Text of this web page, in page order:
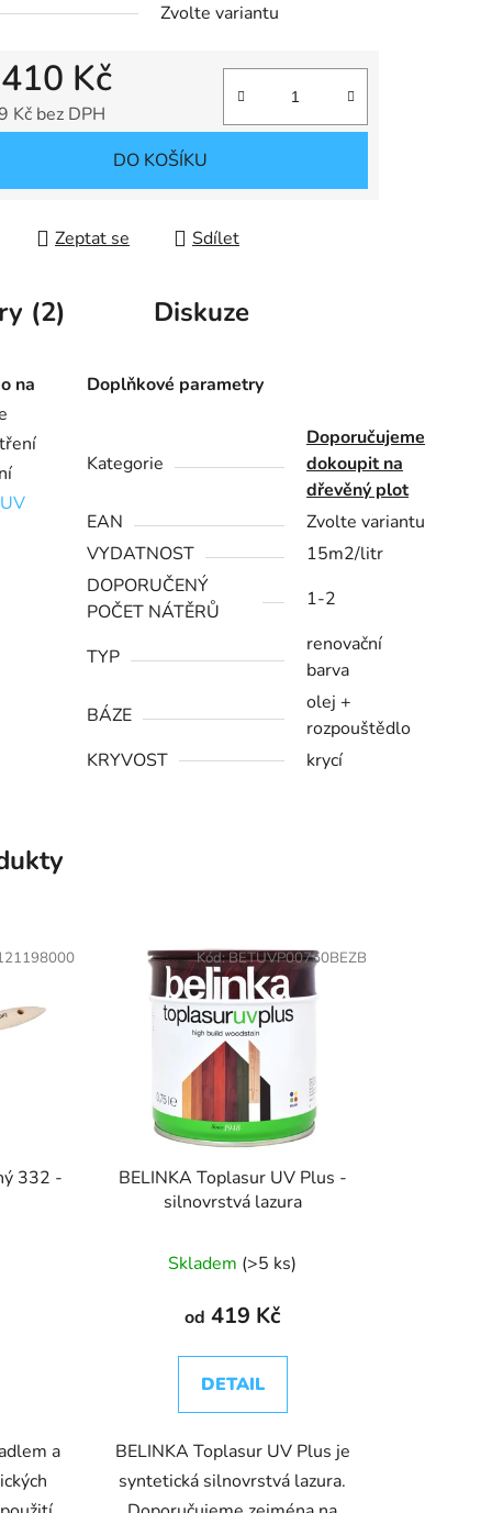
Zvolte variantu
410 Kč
Kč bez DPH
DO KOŠÍKU
Zeptat se Sdílet
(2) Diskuze
na
Doplňkové parametry
Kategorie
Doporučujeme
dokoupit na
dřevěný plot
EAN
Zvolte variantu
VYDATNOST
15m2/litr
DOPORUČENÝ
POČET NÁTĚRŮ
1-2
TYP
renovační
barva
BÁZE
olej +
rozpouštědlo
KRYVOST
krycí
332 -
a
BELINKA Toplasur UV Plus -
silnovrstvá lazura
Skladem (>5 ks)
od 419 Kč
DETAIL
BELINKA Toplasur UV Plus je
syntetická silnovrstvá lazura.
Kód:BETUVP00750BEZB